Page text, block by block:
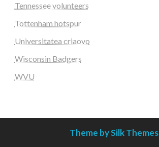
Tennessee volunteers
Tottenham hotspur
Universitatea criaovo
Wisconsin Badgers
WVU
Theme by Silk Themes